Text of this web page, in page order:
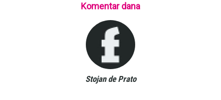
Komentar dana
Stojan de Prato